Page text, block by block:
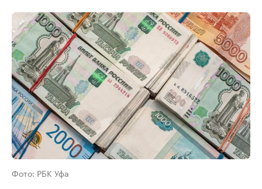
Фото: РБК Уфа